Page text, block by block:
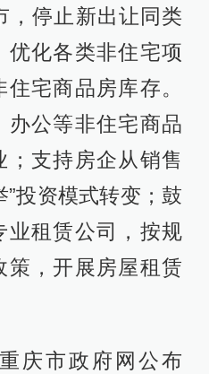
，停止新出让同类
优化各类非住宅项
宅商品房库存。
办公等非住宅商品
；支持房企从销售
”投资模式转变；鼓
业租赁公司，按规
策，开展房屋租赁
庆市政府网公布